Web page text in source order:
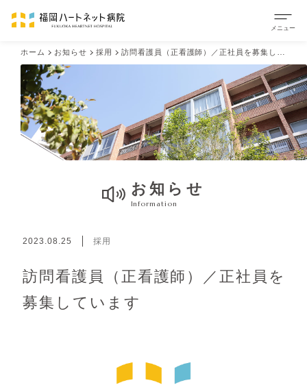
ホーム お知らせ 採用 訪問看護員（正看護師）／正社員を募集しています
お知らせ
Information
2023.08.25 採用
訪問看護員（正看護師）／正社員を
募集しています